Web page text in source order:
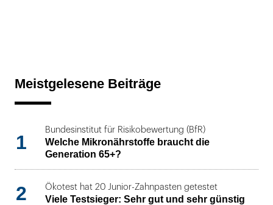
Meistgelesene Beiträge
1
Bundesinstitut für Risikobewertung (BfR)
Welche Mikronährstoffe braucht die
Generation 65+?
2 Ökotest hat 20 Junior-Zahnpasten getestet
Viele Testsieger: Sehr gut und sehr günstig